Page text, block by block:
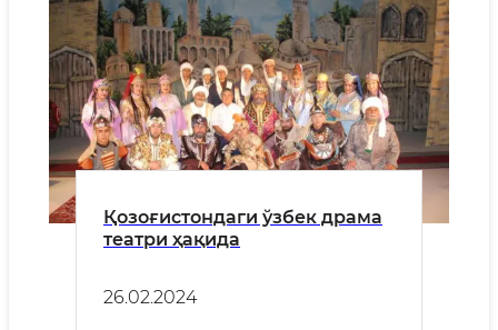
Қозоғистондаги ўзбек драма
театри ҳақида
26.02.2024